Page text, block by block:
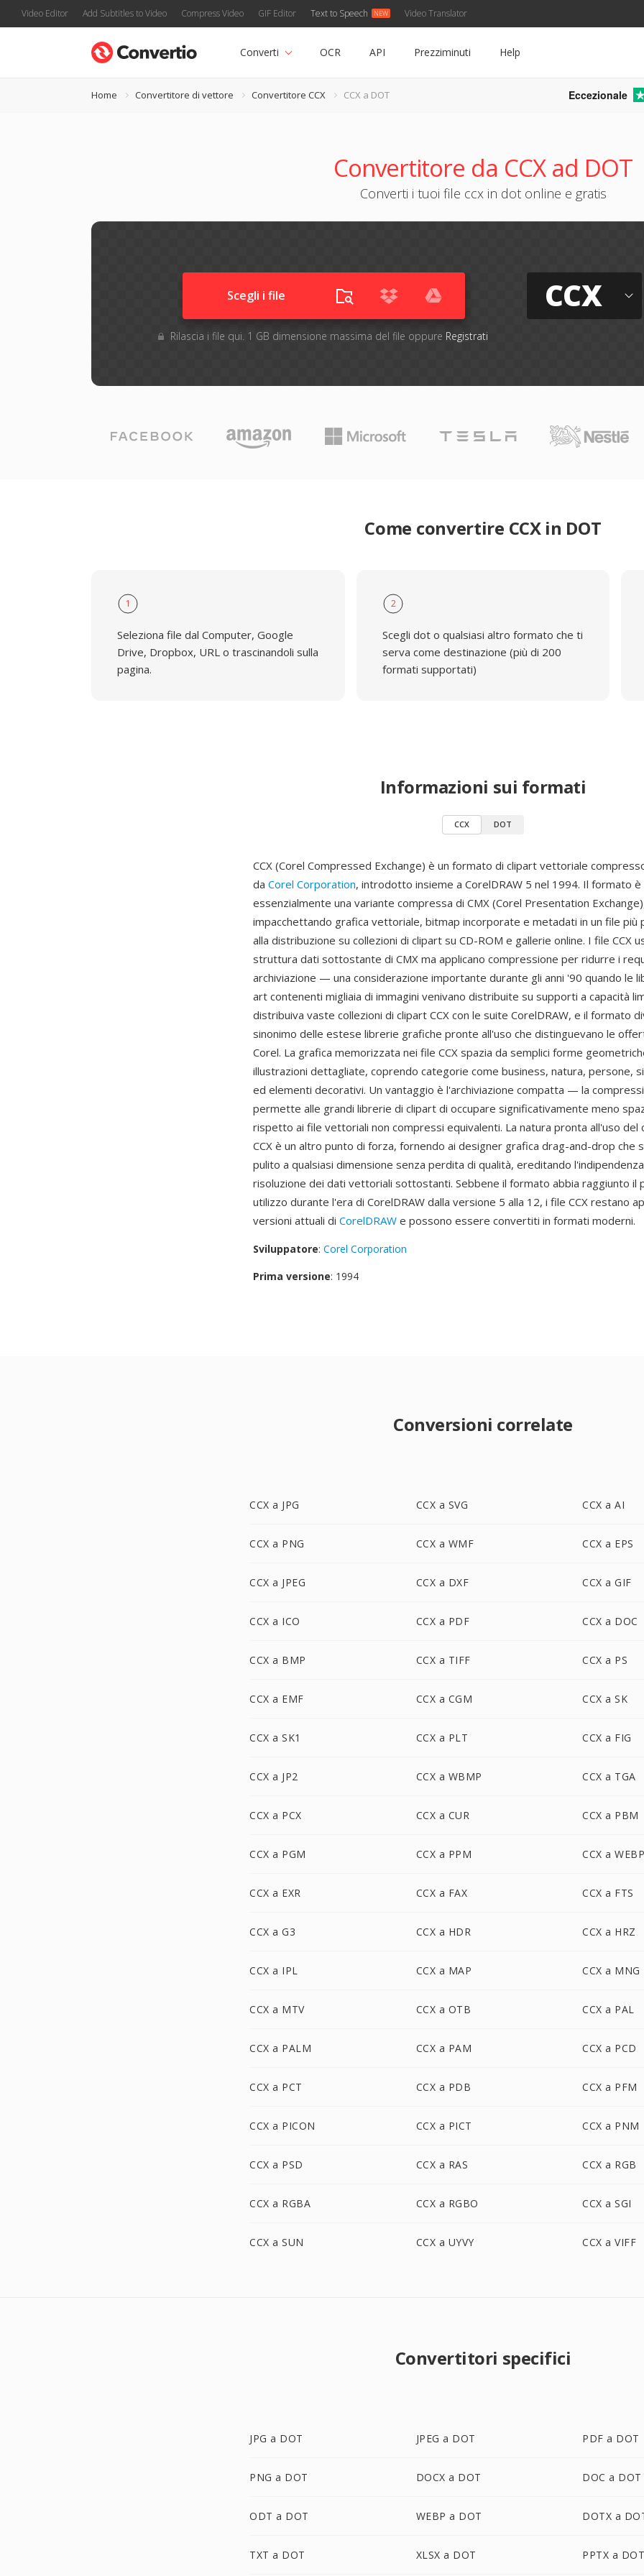
Video Editor Add Subtitles to Video Compress Video GIF Editor Text to Speech Video Translator
Converti OCR API Prezziminuti Help
Home Convertitore di vettore Convertitore CCX CCX a DOT Eccezionale
Convertitore da CCX ad DOT
Converti i tuoi file ccx in dot online e gratis
Scegli i file
Rilascia i file qui. 1 GB dimensione massima del file oppure Registrati
CCX
Come convertire CCX in DOT
1
Seleziona file dal Computer, Google
Drive, Dropbox, URL o trascinandoli sulla
pagina.
2
Scegli dot o qualsiasi altro formato che ti
serva come destinazione (più di 200
formati supportati)
Informazioni sui formati
CCX DOT
CCX (Corel Compressed Exchange) è un formato di clipart vettoriale
da Corel Corporation, introdotto insieme a CorelDRAW 5 nel 1994. Il formato è
essenzialmente una variante compressa di CMX (Corel Presentation
impacchettando grafica vettoriale, bitmap incorporate e metadati in un file più
alla distribuzione su collezioni di clipart su CD-ROM e gallerie online. I file CCX
struttura dati sottostante di CMX ma applicano compressione per ridurre i
archiviazione — una considerazione importante durante gli anni '90 quando le
art contenenti migliaia di immagini venivano distribuite su supporti a capacità
distribuiva vaste collezioni di clipart CCX con le suite CorelDRAW, e il formato
sinonimo delle estese librerie grafiche pronte all'uso che distinguevano le
Corel. La grafica memorizzata nei file CCX spazia da semplici forme
illustrazioni dettagliate, coprendo categorie come business, natura, persone,
ed elementi decorativi. Un vantaggio è l'archiviazione compatta — la
permette alle grandi librerie di clipart di occupare significativamente meno
rispetto ai file vettoriali non compressi equivalenti. La natura pronta all'uso del
CCX è un altro punto di forza, fornendo ai designer grafica drag-and-drop che
pulito a qualsiasi dimensione senza perdita di qualità, ereditando
risoluzione dei dati vettoriali sottostanti. Sebbene il formato abbia raggiunto il
utilizzo durante l'era di CorelDRAW dalla versione 5 alla 12, i file CCX restano
versioni attuali di CorelDRAW e possono essere convertiti in formati moderni.
Sviluppatore: Corel Corporation
Prima versione: 1994
Conversioni correlate
CCX a JPG CCX a SVG CCX a AI
CCX a PNG CCX a WMF CCX a EPS
CCX a JPEG CCX a DXF CCX a GIF
CCX a ICO CCX a PDF CCX a DOC
CCX a BMP CCX a TIFF CCX a PS
CCX a EMF CCX a CGM CCX a SK
CCX a SK1 CCX a PLT CCX a FIG
CCX a JP2 CCX a WBMP CCX a TGA
CCX a PCX CCX a CUR CCX a PBM
CCX a PGM CCX a PPM CCX a
CCX a EXR CCX a FAX CCX a FTS
CCX a G3 CCX a HDR CCX a HRZ
CCX a IPL CCX a MAP CCX a MNG
CCX a MTV CCX a OTB CCX a PAL
CCX a PALM CCX a PAM CCX a PCD
CCX a PCT CCX a PDB CCX a PFM
CCX a PICON CCX a PICT CCX a PNM
CCX a PSD CCX a RAS CCX a RGB
CCX a RGBA CCX a RGBO CCX a SGI
CCX a SUN CCX a UYVY CCX a VIFF
Convertitori specifici
JPG a DOT JPEG a DOT PDF a DOT
PNG a DOT DOCX a DOT DOC a DOT
ODT a DOT WEBP a DOT DOTX a
TXT a DOT XLSX a DOT PPTX a